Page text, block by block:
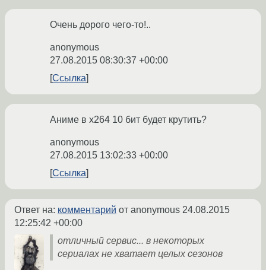
Очень дорого чего-то!..
anonymous
27.08.2015 08:30:37 +00:00
Ссылка
Аниме в x264 10 бит будет крутить?
anonymous
27.08.2015 13:02:33 +00:00
Ссылка
Ответ на: комментарий от anonymous 24.08.2015
12:25:42 +00:00
отличный сервис... в некоторых
сериалах не хватает целых сезонов